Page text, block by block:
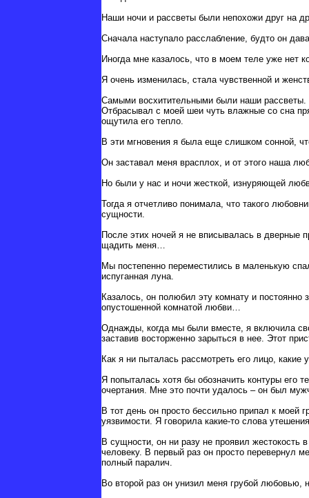
Наши ночи и рассветы были непохожи друг на
Сначала наступало расслабление, будто он
Иногда мне казалось, что в моем теле уже нет
Я очень изменилась, стала чувственной и
Самыми восхитительными были наши рассветы.
Отбрасывал с моей шеи чуть влажные со сна
ощутила его тепло.
В эти мгновения я была еще слишком сонной,
Он заставал меня врасплох, и от этого наша
Но были у нас и ночи жесткой, изнуряющей
Тогда я отчетливо понимала, что такого
сущности.
После этих ночей я не вписывалась в дверные
щадить меня…
Мы постепенно переместились в маленькую
испуганная луна.
Казалось, он полюбил эту комнату и
опустошенной комнатой любви…
Однажды, когда мы были вместе, я включила
заставив восторженно зарыться в нее. Этот
Как я ни пыталась рассмотреть его лицо,
Я попыталась хотя бы обозначить контуры его
очертания. Мне это почти удалось – он был
В тот день он просто бессильно припал к моей
уязвимости. Я говорила какие-то слова
В сущности, он ни разу не проявил жестокость
человеку. В первый раз он просто перевернул
полный паралич.
Во второй раз он унизил меня грубой